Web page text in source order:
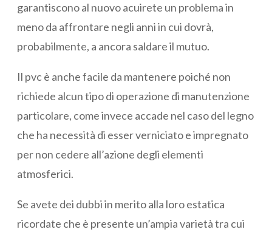
garantiscono al nuovo acuirete un problema in
meno da affrontare negli anni in cui dovrà,
probabilmente, a ancora saldare il mutuo.
Il pvc è anche facile da mantenere poiché non
richiede alcun tipo di operazione di manutenzione
particolare, come invece accade nel caso del legno
che ha necessità di esser verniciato e impregnato
per non cedere all’azione degli elementi
atmosferici.
Se avete dei dubbi in merito alla loro estatica
ricordate che è presente un’ampia varietà tra cui